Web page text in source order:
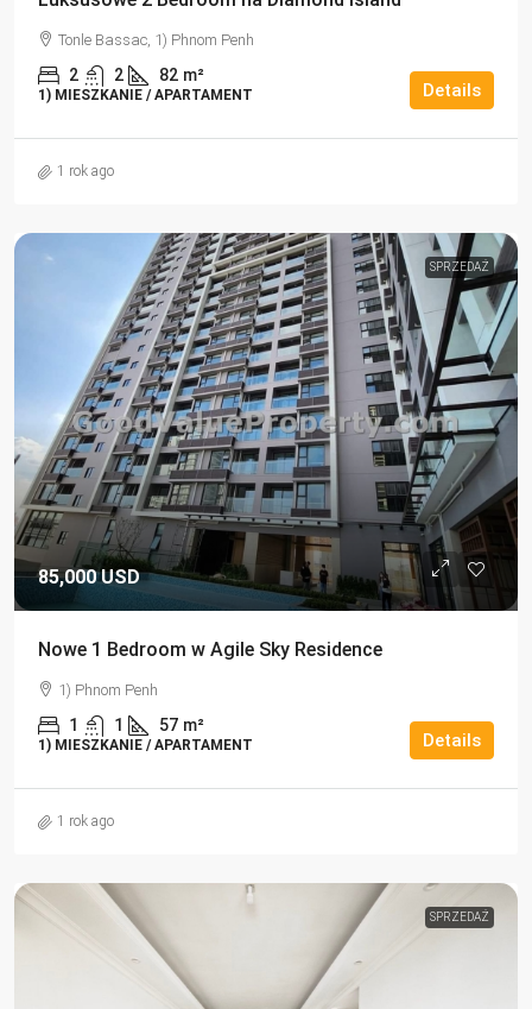
Tonle Bassac, 1) Phnom Penh
2 2 82 m²
1) MIESZKANIE / APARTAMENT Details
1 rok ago
SPRZEDAŻ
85,000 USD
Nowe 1 Bedroom w Agile Sky Residence
1) Phnom Penh
1 1 57 m²
1) MIESZKANIE / APARTAMENT Details
1 rok ago
SPRZEDAŻ